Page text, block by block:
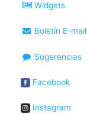
Widgets
Boletín E-mail
Sugerencias
Facebook
Instagram